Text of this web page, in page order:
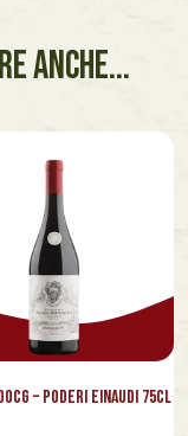
ANCHE...
– Poderi Einaudi 75cl